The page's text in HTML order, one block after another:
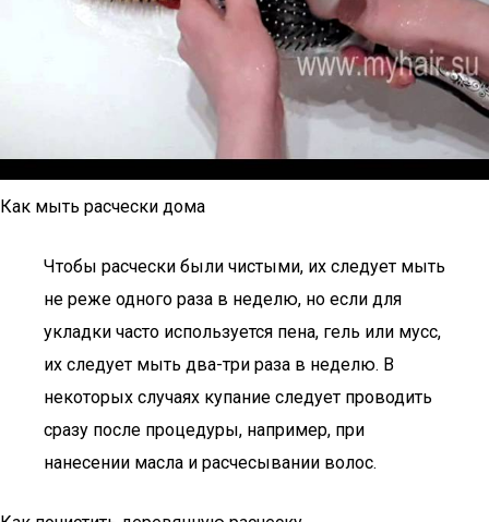
Как мыть расчески дома
Чтобы расчески были чистыми, их следует мыть
не реже одного раза в неделю, но если для
укладки часто используется пена, гель или мусс,
их следует мыть два-три раза в неделю. В
некоторых случаях купание следует проводить
сразу после процедуры, например, при
нанесении масла и расчесывании волос.